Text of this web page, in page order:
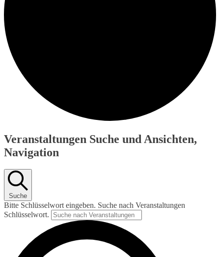
Veranstaltungen
für
25,
2026
Veranstaltungen Suche und Ansichten,
Navigation
Suche
Bitte Schlüsselwort eingeben. Suche nach Veranstaltungen
Schlüsselwort.